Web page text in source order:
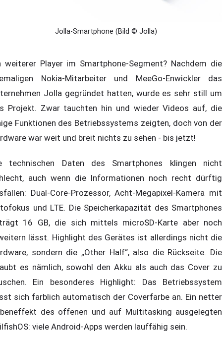
Jolla-Smartphone (Bild © Jolla)
weiterer Player im Smartphone-Segment? Nachdem die
Nokia-Mitarbeiter und MeeGo-Enwickler das
Jolla gegründet hatten, wurde es sehr still um
Projekt. Zwar tauchten hin und wieder Videos auf, die
Funktionen des Betriebssystems zeigten, doch von der
war weit und breit nichts zu sehen - bis jetzt!
technischen Daten des Smartphones klingen nicht
auch wenn die Informationen noch recht dürftig
Dual-Core-Prozessor, Acht-Megapixel-Kamera mit
und LTE. Die Speicherkapazität des Smartphones
16 GB, die sich mittels microSD-Karte aber noch
lässt. Highlight des Gerätes ist allerdings nicht die
sondern die „Other Half“, also die Rückseite. Die
es nämlich, sowohl den Akku als auch das Cover zu
Ein besonderes Highlight: Das Betriebssystem
sich farblich automatisch der Coverfarbe an. Ein netter
des offenen und auf Multitasking ausgelegten
viele Android-Apps werden lauffähig sein.